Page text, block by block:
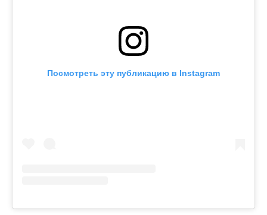
Посмотреть эту публикацию в Instagram